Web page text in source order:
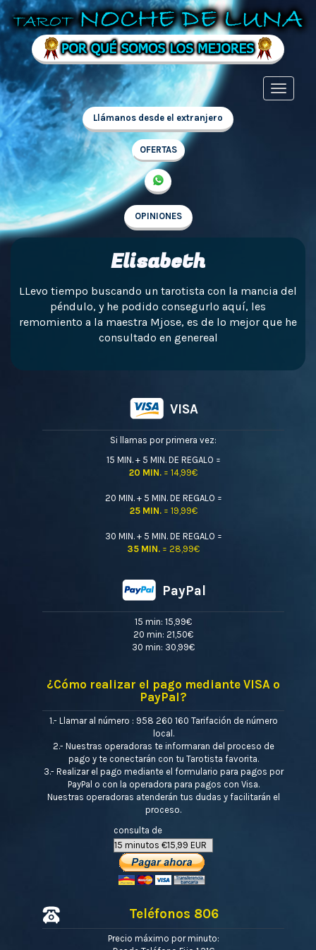
Llámanos desde el extranjero
OFERTAS
OPINIONES
Elisabeth
LLevo tiempo buscando un tarotista con la mancia del
péndulo, y he podido consegurlo aquí, les
remomiento a la maestra Mjose, es de lo mejor que he
consultado en genereal
VISA
Si llamas por primera vez:
15 MIN. + 5 MIN. DE REGALO =
20 MIN. = 14,99€
20 MIN. + 5 MIN. DE REGALO =
25 MIN.= 19,99€
30 MIN. + 5 MIN. DE REGALO =
35 MIN. = 28,99€
PayPal
15 min: 15,99€
20 min: 21,50€
30 min: 30,99€
¿Cómo realizar el pago mediante VISA o
PayPal?
1.- Llamar al número : 958 260 160 Tarifación de número
local.
2.- Nuestras operadoras te informaran del proceso de
pago y te conectarán con tu Tarotista favorita.
3.- Realizar el pago mediante el formulario para pagos por
PayPal o con la operadora para pagos con Visa.
Nuestras operadoras atenderán tus dudas y facilitarán el
proceso.
consulta de
Teléfonos 806
Precio máximo por minuto: